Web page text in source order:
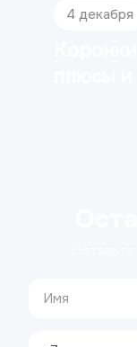
4 декабря